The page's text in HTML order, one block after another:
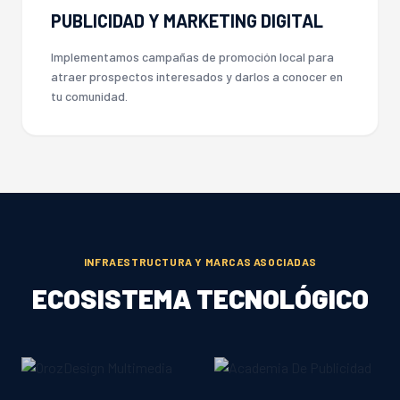
PUBLICIDAD Y MARKETING DIGITAL
Implementamos campañas de promoción local para
atraer prospectos interesados y darlos a conocer en
tu comunidad.
INFRAESTRUCTURA Y MARCAS ASOCIADAS
ECOSISTEMA TECNOLÓGICO